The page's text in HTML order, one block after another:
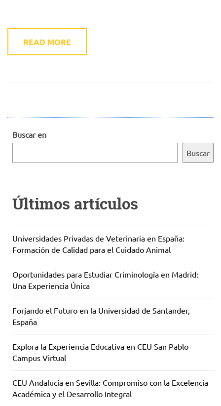
READ MORE
Buscar en
Buscar
Últimos artículos
Universidades Privadas de Veterinaria en España:
Formación de Calidad para el Cuidado Animal
Oportunidades para Estudiar Criminología en Madrid:
Una Experiencia Única
Forjando el Futuro en la Universidad de Santander,
España
Explora la Experiencia Educativa en CEU San Pablo
Campus Virtual
CEU Andalucía en Sevilla: Compromiso con la Excelencia
Académica y el Desarrollo Integral